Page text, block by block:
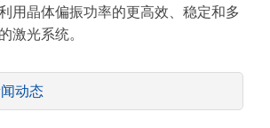
用晶体偏振功率的更高效、稳定和多
激光系统。
动态